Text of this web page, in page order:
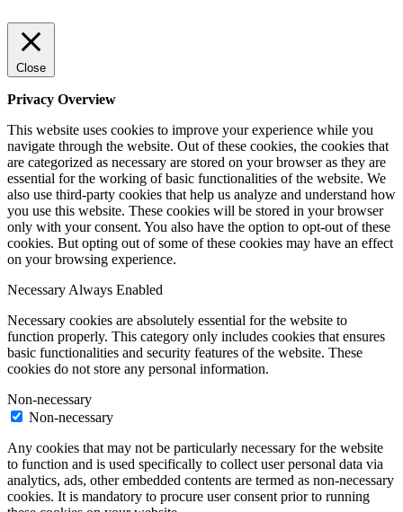
Close
Privacy Overview
This website uses cookies to improve your experience while you
navigate through the website. Out of these cookies, the cookies that
are categorized as necessary are stored on your browser as they are
essential for the working of basic functionalities of the website. We
also use third-party cookies that help us analyze and understand how
you use this website. These cookies will be stored in your browser
only with your consent. You also have the option to opt-out of these
cookies. But opting out of some of these cookies may have an effect
on your browsing experience.
NecessaryAlways Enabled
Necessary cookies are absolutely essential for the website to
function properly. This category only includes cookies that ensures
basic functionalities and security features of the website. These
cookies do not store any personal information.
Non-necessary
Non-necessary
Any cookies that may not be particularly necessary for the website
to function and is used specifically to collect user personal data via
analytics, ads, other embedded contents are termed as non-necessary
cookies. It is mandatory to procure user consent prior to running